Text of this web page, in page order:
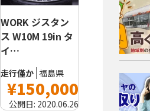
WORK ジスタン
ス W10M 19in タ
イ…
走行僅か 福島県
¥150,000
公開日: 2020.06.26